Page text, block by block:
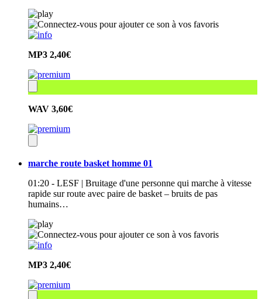
MP3 2,40€
WAV 3,60€
marche route basket homme 01
01:20 - LESF | Bruitage d'une personne qui marche à vitesse
rapide sur route avec paire de basket – bruits de pas
humains…
MP3 2,40€